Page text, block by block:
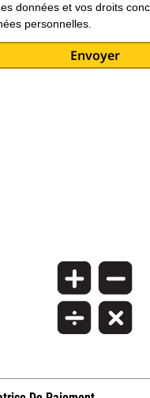
données et vos droits
personnelles.